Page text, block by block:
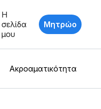
Η
σελίδα
μου
Μητρώο
Ακροαματικότητα